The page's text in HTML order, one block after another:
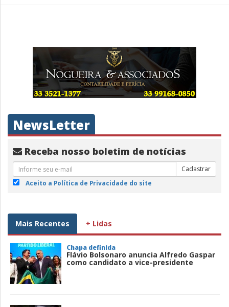
NewsLetter
Receba nosso boletim de notícias
Cadastrar
Aceito a Política de Privacidade do site
Mais Recentes + Lidas
Chapa definida
Flávio Bolsonaro anuncia Alfredo Gaspar
como candidato a vice-presidente